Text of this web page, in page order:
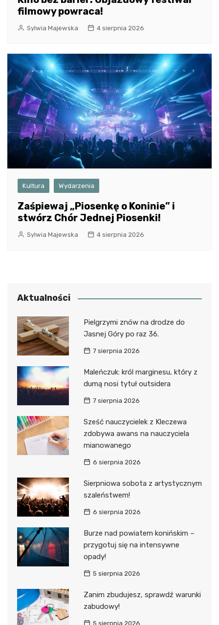
filmowy powraca!
Sylwia Majewska 4 sierpnia 2026
Kultura Wydarzenia
Zaśpiewaj „Piosenkę o Koninie” i
stwórz Chór Jednej Piosenki!
Sylwia Majewska 4 sierpnia 2026
Aktualności
Pielgrzymi znów na drodze do
Jasnej Góry po raz 36.
7 sierpnia 2026
Maleńczuk: król marginesu, który z
dumą nosi tytuł outsidera
7 sierpnia 2026
Sześć nauczycielek z Kleczewa
zdobywa awans na nauczyciela
mianowanego
6 sierpnia 2026
Sierpniowa sobota z artystycznym
szaleństwem!
6 sierpnia 2026
Burze nad powiatem konińskim –
przygotuj się na intensywne
opady!
5 sierpnia 2026
Zanim zbudujesz, sprawdź warunki
zabudowy!
5 sierpnia 2026